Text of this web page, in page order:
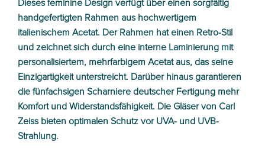
handgefertigten Rahmen aus hochwertigem
italienischem Acetat. Der Rahmen hat einen Retro-Stil
und zeichnet sich durch eine interne Laminierung mit
personalisiertem, mehrfarbigem Acetat aus, das seine
Einzigartigkeit unterstreicht. Darüber hinaus garantieren
die fünfachsigen Scharniere deutscher Fertigung mehr
Komfort und Widerstandsfähigkeit. Die Gläser von Carl
Zeiss bieten optimalen Schutz vor UVA- und UVB-
Strahlung.